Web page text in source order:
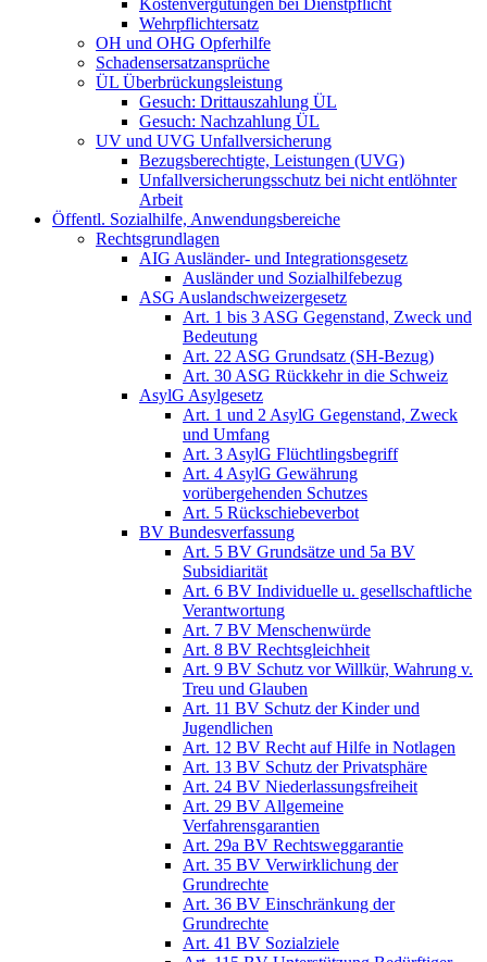
Wehrpflichtersatz
OH und OHG Opferhilfe
Schadensersatzansprüche
ÜL Überbrückungsleistung
Gesuch: Drittauszahlung ÜL
Gesuch: Nachzahlung ÜL
UV und UVG Unfallversicherung
Bezugsberechtigte, Leistungen (UVG)
Unfallversicherungsschutz bei nicht entlöhnter
Arbeit
Öffentl. Sozialhilfe, Anwendungsbereiche
Rechtsgrundlagen
AIG Ausländer- und Integrationsgesetz
Ausländer und Sozialhilfebezug
ASG Auslandschweizergesetz
Art. 1 bis 3 ASG Gegenstand, Zweck und
Bedeutung
Art. 22 ASG Grundsatz (SH-Bezug)
Art. 30 ASG Rückkehr in die Schweiz
AsylG Asylgesetz
Art. 1 und 2 AsylG Gegenstand, Zweck
und Umfang
Art. 3 AsylG Flüchtlingsbegriff
Art. 4 AsylG Gewährung
vorübergehenden Schutzes
Art. 5 Rückschiebeverbot
BV Bundesverfassung
Art. 5 BV Grundsätze und 5a BV
Subsidiarität
Art. 6 BV Individuelle u. gesellschaftliche
Verantwortung
Art. 7 BV Menschenwürde
Art. 8 BV Rechtsgleichheit
Art. 9 BV Schutz vor Willkür, Wahrung v.
Treu und Glauben
Art. 11 BV Schutz der Kinder und
Jugendlichen
Art. 12 BV Recht auf Hilfe in Notlagen
Art. 13 BV Schutz der Privatsphäre
Art. 24 BV Niederlassungsfreiheit
Art. 29 BV Allgemeine
Verfahrensgarantien
Art. 29a BV Rechtsweggarantie
Art. 35 BV Verwirklichung der
Grundrechte
Art. 36 BV Einschränkung der
Grundrechte
Art. 41 BV Sozialziele